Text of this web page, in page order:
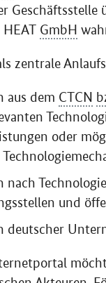
HEAT GmbH
zentrale
aus dem CTCN
oder
nach
und
deutscher